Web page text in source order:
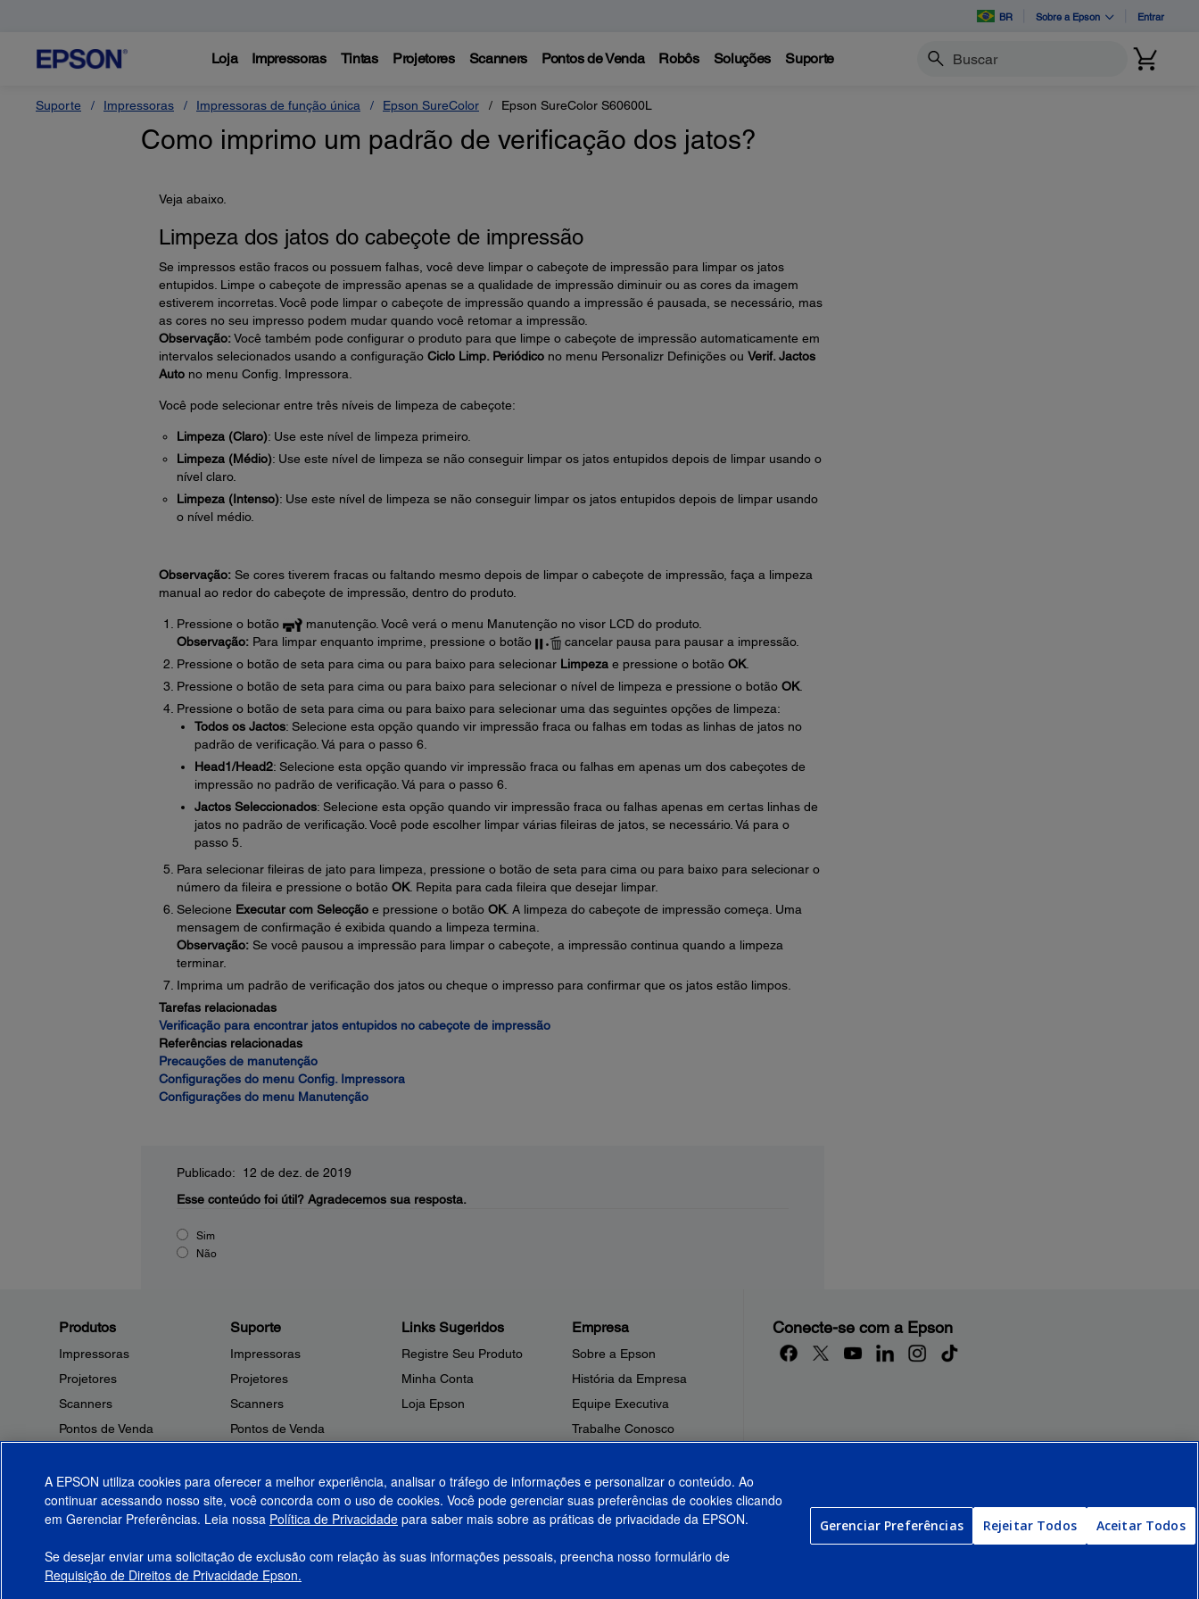
BR Sobre a Epson Entrar
Loja Impressoras Tintas Projetores Scanners Pontos de Venda Robôs Soluções Suporte Buscar
Suporte Impressoras Impressoras de função única Epson SureColor Epson SureColor S60600L
Como imprimo um padrão de verificação dos jatos?
Veja abaixo.
Limpeza dos jatos do cabeçote de impressão
Se impressos estão fracos ou possuem falhas, você deve limpar o cabeçote de impressão para limpar os jatos
entupidos. Limpe o cabeçote de impressão apenas se a qualidade de impressão diminuir ou as cores da imagem
estiverem incorretas. Você pode limpar o cabeçote de impressão quando a impressão é pausada, se necessário, mas
as cores no seu impresso podem mudar quando você retomar a impressão.
Observação:Você também pode configurar o produto para que limpe o cabeçote de impressão automaticamente em
intervalos selecionados usando a configuração Ciclo Limp. Periódicono menu Personalizr Definições ou Verif. Jactos
Autono menu Config. Impressora.
Você pode selecionar entre três níveis de limpeza de cabeçote:
Limpeza (Claro): Use este nível de limpeza primeiro.
Limpeza (Médio): Use este nível de limpeza se não conseguir limpar os jatos entupidos depois de limpar usando o
nível claro.
Limpeza (Intenso): Use este nível de limpeza se não conseguir limpar os jatos entupidos depois de limpar usando
o nível médio.
Observação:Se cores tiverem fracas ou faltando mesmo depois de limpar o cabeçote de impressão, faça a limpeza
manual ao redor do cabeçote de impressão, dentro do produto.
Pressione o botão
manutenção. Você verá o menu Manutenção no visor LCD do produto.
Observação:Para limpar enquanto imprime, pressione o botão
cancelar pausa para pausar a impressão.
Pressione o botão de seta para cima ou para baixo para selecionar Limpezae pressione o botão OK.
Pressione o botão de seta para cima ou para baixo para selecionar o nível de limpeza e pressione o botão OK.
Pressione o botão de seta para cima ou para baixo para selecionar uma das seguintes opções de limpeza:
Todos os Jactos: Selecione esta opção quando vir impressão fraca ou falhas em todas as linhas de jatos no
padrão de verificação. Vá para o passo 6.
Head1/Head2: Selecione esta opção quando vir impressão fraca ou falhas em apenas um dos cabeçotes de
impressão no padrão de verificação. Vá para o passo 6.
Jactos Seleccionados: Selecione esta opção quando vir impressão fraca ou falhas apenas em certas linhas de
jatos no padrão de verificação. Você pode escolher limpar várias fileiras de jatos, se necessário. Vá para o
passo 5.
Para selecionar fileiras de jato para limpeza, pressione o botão de seta para cima ou para baixo para selecionar o
número da fileira e pressione o botão OK. Repita para cada fileira que desejar limpar.
Selecione Executar com Selecçãoe pressione o botão OK. A limpeza do cabeçote de impressão começa. Uma
mensagem de confirmação é exibida quando a limpeza termina.
Observação:Se você pausou a impressão para limpar o cabeçote, a impressão continua quando a limpeza
terminar.
Imprima um padrão de verificação dos jatos ou cheque o impresso para confirmar que os jatos estão limpos.
Tarefas relacionadas
Verificação para encontrar jatos entupidos no cabeçote de impressão
Referências relacionadas
Precauções de manutenção
Configurações do menu Config. Impressora
Configurações do menu Manutenção
Publicado: 12 de dez. de 2019
Esse conteúdo foi útil? Agradecemos sua resposta.
Sim
Não
Produtos
Impressoras
Projetores
Scanners
Pontos de Venda
Microdispositivos
Tintas
Papel
Suporte
Impressoras
Projetores
Scanners
Pontos de Venda
Outros Produtos
Notificações de Segurança
Links Sugeridos
Registre Seu Produto
Minha Conta
Loja Epson
Empresa
Sobre a Epson
História da Empresa
Equipe Executiva
Trabalhe Conosco
Fale Conosco
Shakira + Epson
Conecte-se com a Epson
© 2026 Epson America, Inc.
A EPSON utiliza cookies para oferecer a melhor experiência, analisar o tráfego de informações e personalizar o conteúdo. Ao
continuar acessando nosso site, você concorda com o uso de cookies. Você pode gerenciar suas preferências de cookies clicando
em Gerenciar Preferências. Leia nossa Política de Privacidade para saber mais sobre as práticas de privacidade da EPSON.
Se desejar enviar uma solicitação de exclusão com relação às suas informações pessoais, preencha nosso formulário de
Requisição de Direitos de Privacidade Epson.
Gerenciar Preferências Rejeitar Todos Aceitar Todos